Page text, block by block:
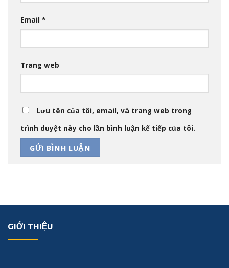
Email *
Trang web
Lưu tên của tôi, email, và trang web trong
trình duyệt này cho lần bình luận kế tiếp của tôi.
GIỚI THIỆU